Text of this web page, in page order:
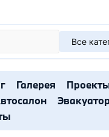
Галерея
Эвакуатор